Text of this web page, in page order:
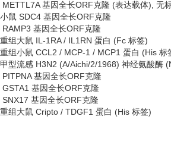
METTL7A 基因全长ORF克隆 (表达载体), 无
小鼠 SDC4 基因全长ORF克隆
RAMP3 基因全长ORF克隆
重组大鼠 IL-1RA / IL1RN 蛋白 (Fc 标签)
重组小鼠 CCL2 / MCP-1 / MCP1 蛋白 (His 标
甲型流感 H3N2 (A/Aichi/2/1968) 神经氨酸酶
PITPNA 基因全长ORF克隆
GSTA1 基因全长ORF克隆
SNX17 基因全长ORF克隆
重组大鼠 Cripto / TDGF1 蛋白 (His 标签)